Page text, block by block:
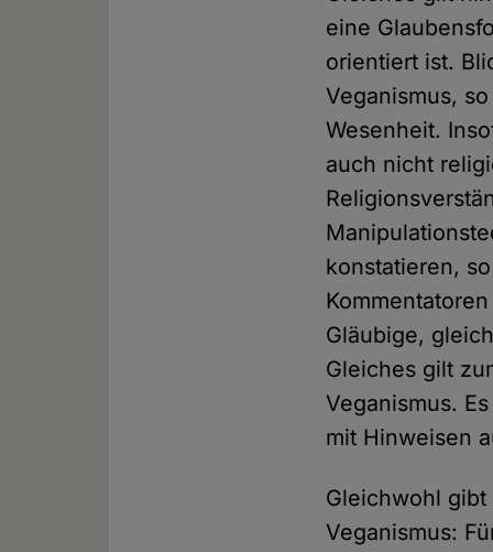
eine
orientiert ist.
Veganismus,
Wesenheit.
auch nicht
konstatieren,
Gläubige,
Gleiches gilt
Veganismus.
mit Hinweisen
Gleichwohl
Veganismus: